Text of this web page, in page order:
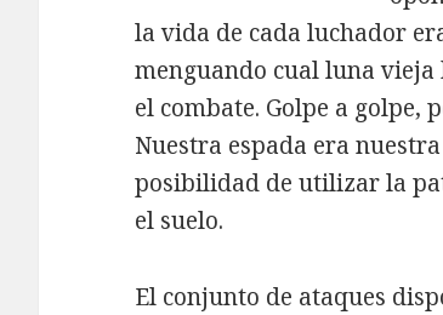
la vida de cada luchador
menguando cual luna vieja
el combate. Golpe a golpe,
Nuestra espada era
posibilidad de utilizar la
el suelo.
El conjunto de ataques